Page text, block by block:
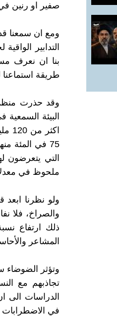
صفير او رنين
ومع ان سمعنا
التدابير
بنا ان نعرف
طريقة استماعنا
وقد حذرت
البيئة
75 في
التي يتعرضون
ملحوظ في
ولو نظرنا ابعد
والصراخ، فلا
ذلك ارتفاع
المشاعر
وتؤثر الضوضاء
الدراسات الى
في الاضطرابات